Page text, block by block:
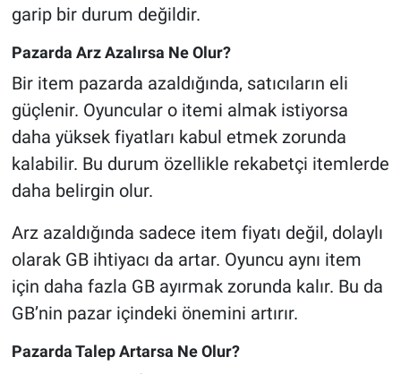
garip bir durum değildir.
Pazarda Arz Azalırsa Ne Olur?
Bir item pazarda azaldığında, satıcıların eli
güçlenir. Oyuncular o itemi almak istiyorsa
daha yüksek fiyatları kabul etmek zorunda
kalabilir. Bu durum özellikle rekabetçi itemlerde
daha belirgin olur.
Arz azaldığında sadece item fiyatı değil, dolaylı
olarak GB ihtiyacı da artar. Oyuncu aynı item
için daha fazla GB ayırmak zorunda kalır. Bu da
GB’nin pazar içindeki önemini artırır.
Pazarda Talep Artarsa Ne Olur?